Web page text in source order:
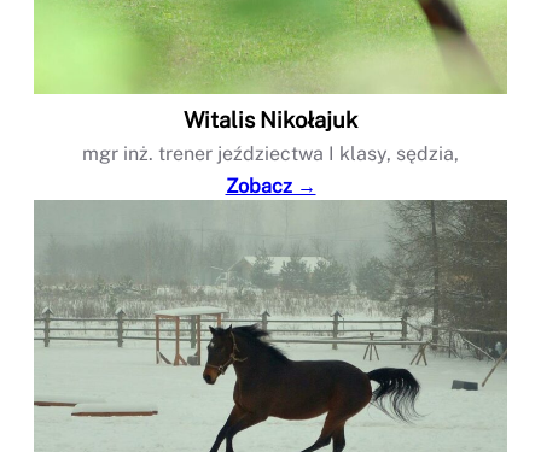
Witalis Nikołajuk
mgr inż. trener jeździectwa I klasy, sędzia,
Zobacz →